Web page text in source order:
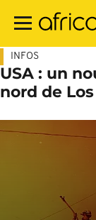
contenu
INFOS
USA : un
nord de